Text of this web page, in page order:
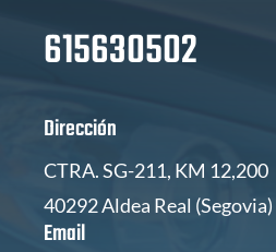
615630502
Dirección
CTRA. SG-211, KM 12,200
40292 Aldea Real (Segovia)
Email